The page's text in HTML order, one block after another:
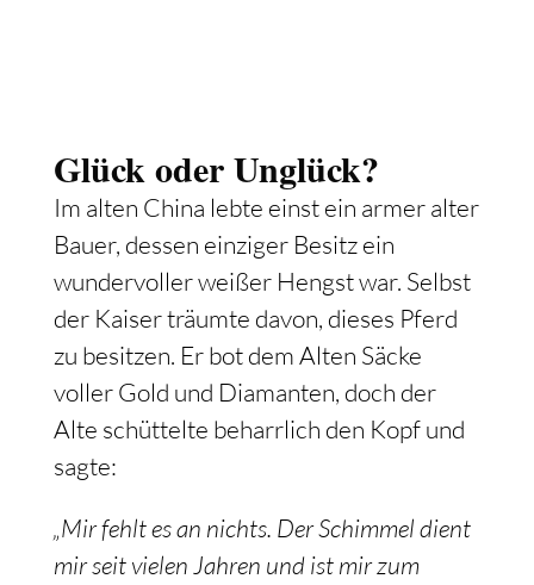
Glück oder Unglück?
Im alten China lebte einst ein armer alter
Bauer, dessen einziger Besitz ein
wundervoller weißer Hengst war. Selbst
der Kaiser träumte davon, dieses Pferd
zu besitzen. Er bot dem Alten Säcke
voller Gold und Diamanten, doch der
Alte schüttelte beharrlich den Kopf und
sagte:
„Mir fehlt es an nichts. Der Schimmel dient
mir seit vielen Jahren und ist mir zum